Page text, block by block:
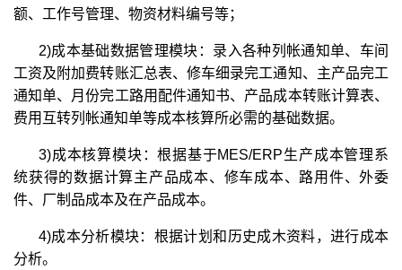
额、工作号管理、物资材料编号等；
2)成本基础数据管理模块：录入各种列帐通知单、车间
工资及附加费转账汇总表、修车细录完工通知、主产品完工
通知单、月份完工路用配件通知书、产品成本转账计算表、
费用互转列帐通知单等成本核算所必需的基础数据。
3)成本核算模块：根据基于MES/ERP生产成本管理系
统获得的数据计算主产品成本、修车成本、路用件、外委
件、厂制品成本及在产品成本。
4)成本分析模块：根据计划和历史成木资料，进行成本
分析。